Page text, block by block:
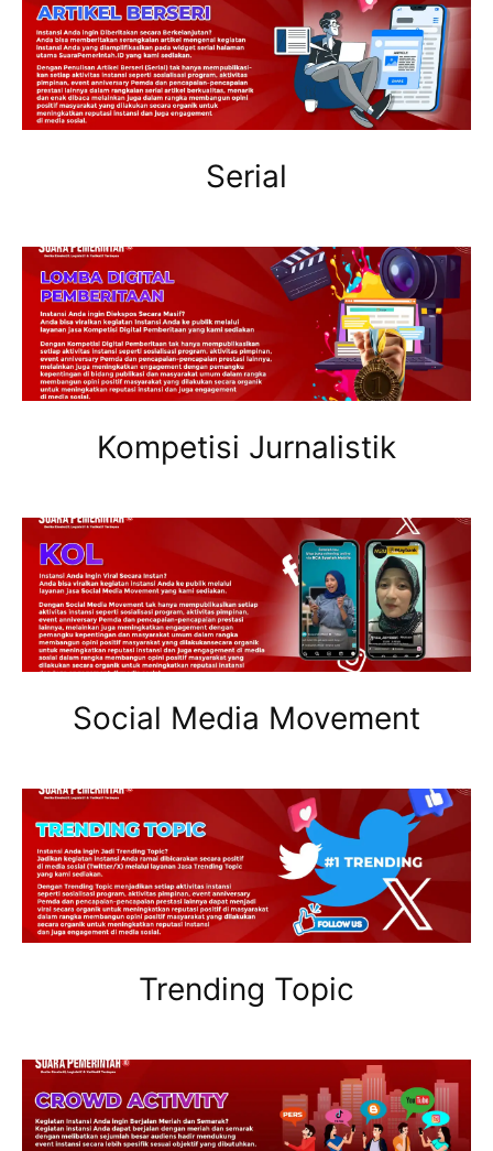
Serial
Kompetisi Jurnalistik
Social Media Movement
Trending Topic